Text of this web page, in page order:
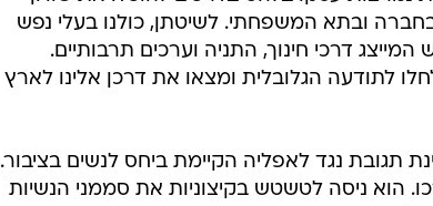
ובתא המשפחתי. לשיטתן, כולנו בעלי נפש
המייצג דרכי חינוך, התניה וערכים תרבותיים.
לתודעה הגלובלית ומצאו את דרכן אלינו לארץ
תגובת נגד לאפליה הקיימת ביחס לנשים בציבור.
הוא ניסה לטשטש בקיצוניות את סממני הנשיות